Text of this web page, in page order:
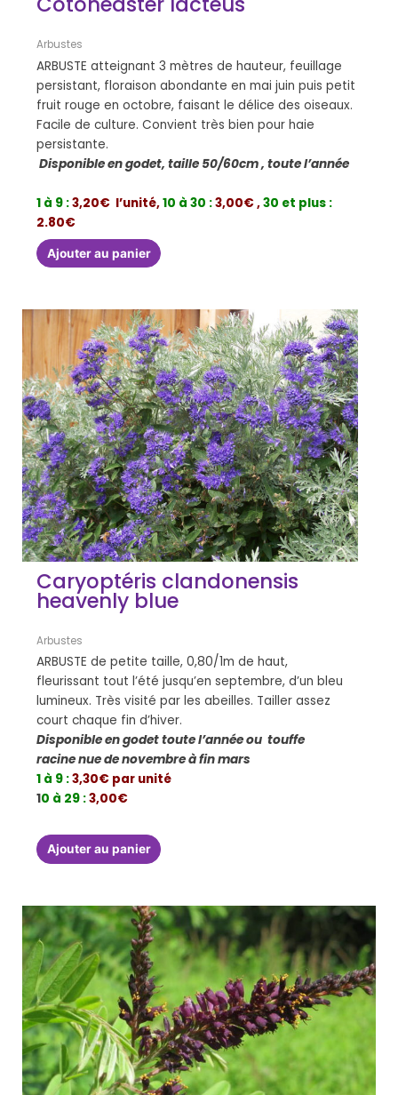
Arbustes
ARBUSTE atteignant 3 mètres de hauteur, feuillage
persistant, floraison abondante en mai juin puis petit
fruit rouge en octobre, faisant le délice des oiseaux.
Facile de culture. Convient très bien pour haie
persistante.
Disponible en godet, taille 50/60cm , toute l’année
1 à 9 :3,20€ l’unité,10 à 30 :3,00€ ,30 et plus :
2.80€
Ajouter au panier
Caryoptéris clandonensis
heavenly blue
Arbustes
ARBUSTE de petite taille, 0,80/1m de haut,
fleurissant tout l’été jusqu’en septembre, d’un bleu
lumineux. Très visité par les abeilles. Tailler assez
court chaque fin d’hiver.
Disponible en godet toute l’année ou touffe
racine nue de novembre à fin mars
1 à 9 :3,30€ par unité
10 à 29 :3,00€
Ajouter au panier